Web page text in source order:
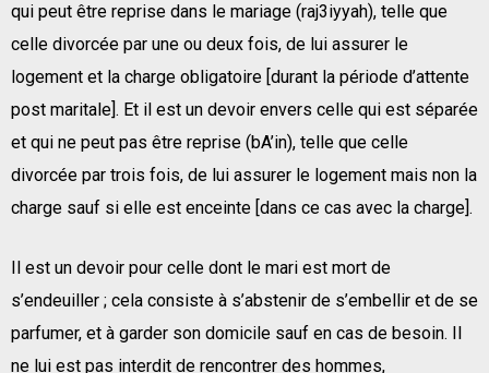
qui peut être reprise dans le mariage (raj3iyyah), telle que
celle divorcée par une ou deux fois, de lui assurer le
logement et la charge obligatoire [durant la période d’attente
post maritale]. Et il est un devoir envers celle qui est séparée
et qui ne peut pas être reprise (bA’in), telle que celle
divorcée par trois fois, de lui assurer le logement mais non la
charge sauf si elle est enceinte [dans ce cas avec la charge].
Il est un devoir pour celle dont le mari est mort de
s’endeuiller ; cela consiste à s’abstenir de s’embellir et de se
parfumer, et à garder son domicile sauf en cas de besoin. Il
ne lui est pas interdit de rencontrer des hommes,